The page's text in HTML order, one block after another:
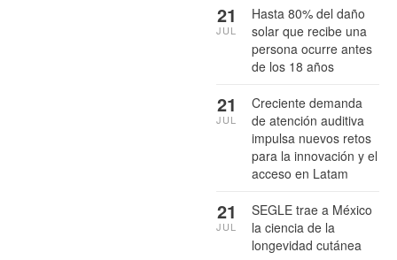
Hasta 80% del daño
solar que recibe una
persona ocurre antes
de los 18 años
21
JUL
Creciente demanda
de atención auditiva
impulsa nuevos retos
para la innovación y el
acceso en Latam
21
JUL
SEGLE trae a México
la ciencia de la
longevidad cutánea
21
JUL